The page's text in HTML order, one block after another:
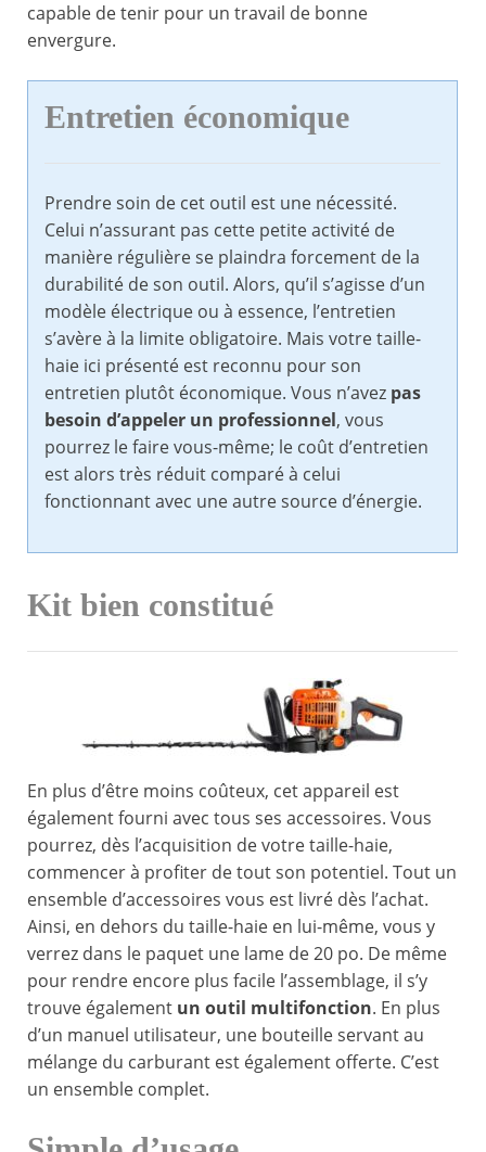
capable de tenir pour un travail de bonne
envergure.
Entretien économique
Prendre soin de cet outil est une nécessité.
Celui n’assurant pas cette petite activité de
manière régulière se plaindra forcement de la
durabilité de son outil. Alors, qu’il s’agisse d’un
modèle électrique ou à essence, l’entretien
s’avère à la limite obligatoire. Mais votre taille-
haie ici présenté est reconnu pour son
entretien plutôt économique. Vous n’avez pas
besoin d’appeler un professionnel, vous
pourrez le faire vous-même; le coût d’entretien
est alors très réduit comparé à celui
fonctionnant avec une autre source d’énergie.
Kit bien constitué
En plus d’être moins coûteux, cet appareil est
également fourni avec tous ses accessoires. Vous
pourrez, dès l’acquisition de votre taille-haie,
commencer à profiter de tout son potentiel. Tout un
ensemble d’accessoires vous est livré dès l’achat.
Ainsi, en dehors du taille-haie en lui-même, vous y
verrez dans le paquet une lame de 20 po. De même
pour rendre encore plus facile l’assemblage, il s’y
trouve également un outil multifonction. En plus
d’un manuel utilisateur, une bouteille servant au
mélange du carburant est également offerte. C’est
un ensemble complet.